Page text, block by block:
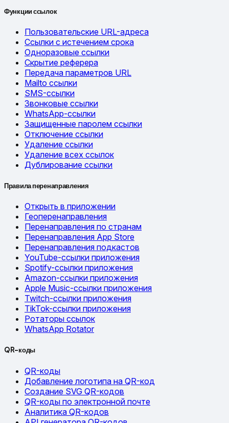
Функции ссылок
Пользовательские URL-адреса
Ссылки с истечением срока
Одноразовые ссылки
Скрытие реферера
Передача параметров URL
Mailto ссылки
SMS-ссылки
Звонковые ссылки
WhatsApp-ссылки
Защищенные паролем ссылки
Отключение ссылки
Удаление ссылки
Удаление всех ссылок
Дублирование ссылки
Правила перенаправления
Открыть в приложении
Геоперенаправления
Перенаправления по странам
Перенаправления App Store
Перенаправления подкастов
YouTube-ссылки приложения
Spotify-ссылки приложения
Amazon-ссылки приложения
Apple Music-ссылки приложения
Twitch-ссылки приложения
TikTok-ссылки приложения
Ротаторы ссылок
WhatsApp Rotator
QR-коды
QR-коды
Добавление логотипа на QR-код
Создание SVG QR-кодов
QR-коды по электронной почте
Аналитика QR-кодов